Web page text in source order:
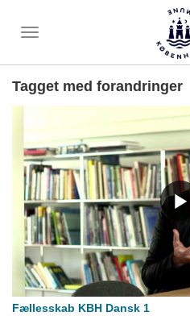
Toggle
Tagget med forandringer
Fællesskab KBH Dansk 1